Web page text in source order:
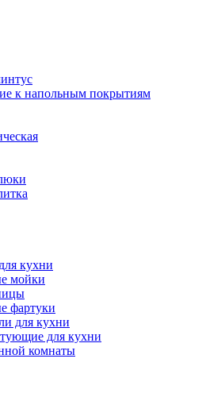
к напольным покрытиям
кухни
мойки
фартуки
для кухни
для кухни
комнаты